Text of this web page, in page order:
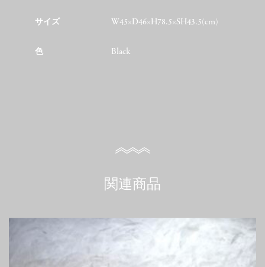
サイズ W45×D46×H78.5×SH43.5(cm)
色 Black
関連商品